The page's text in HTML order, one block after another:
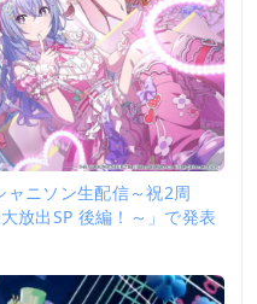
ャニソン生配信～祝2周
放出SP 後編！～」で発表